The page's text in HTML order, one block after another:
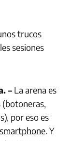
trucos
sesiones
– La arena es
(botoneras,
por eso es
smartphone. Y